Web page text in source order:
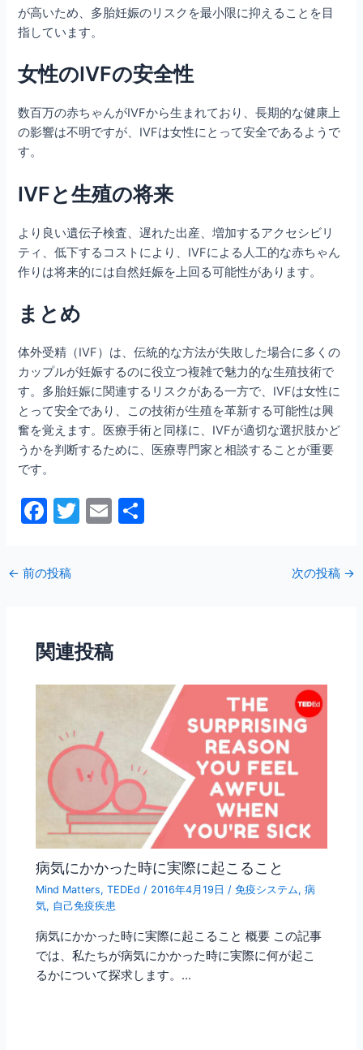
が高いため、多胎妊娠のリスクを最小限に抑えることを目
指しています。
女性のIVFの安全性
数百万の赤ちゃんがIVFから生まれており、長期的な健康上
の影響は不明ですが、IVFは女性にとって安全であるようで
す。
IVFと生殖の将来
より良い遺伝子検査、遅れた出産、増加するアクセシビリ
ティ、低下するコストにより、IVFによる人工的な赤ちゃん
作りは将来的には自然妊娠を上回る可能性があります。
まとめ
体外受精（IVF）は、伝統的な方法が失敗した場合に多くの
カップルが妊娠するのに役立つ複雑で魅力的な生殖技術で
す。多胎妊娠に関連するリスクがある一方で、IVFは女性に
とって安全であり、この技術が生殖を革新する可能性は興
奮を覚えます。医療手術と同様に、IVFが適切な選択肢かど
うかを判断するために、医療専門家と相談することが重要
です。
F
c
e
o
o
k
T
E
← 前の投稿 次の投稿 →
関連投稿
病気にかかった時に実際に起こること
Mind Matters,TEDEd / 2016年4月19日/免疫システム,病
気, 自己免疫疾患
病気にかかった時に実際に起こること 概要 この記事
では、私たちが病気にかかった時に実際に何が起こ
るかについて探求します。…